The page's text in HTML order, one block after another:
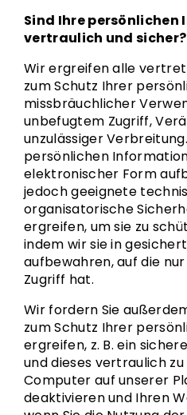
Sind Ihre
vertraulich und sicher?
Wir ergreifen alle
zum Schutz Ihrer
missbräuchlicher
unbefugtem Zugriff,
unzulässiger
persönlichen
elektronischer Form
jedoch geeignete
organisatorische
ergreifen, um sie zu
indem wir sie in
aufbewahren, auf die
Zugriff hat.
Wir fordern Sie
zum Schutz Ihrer
ergreifen, z. B. ein
und dieses vertraulich
Computer auf unserer
deaktivieren und Ihren